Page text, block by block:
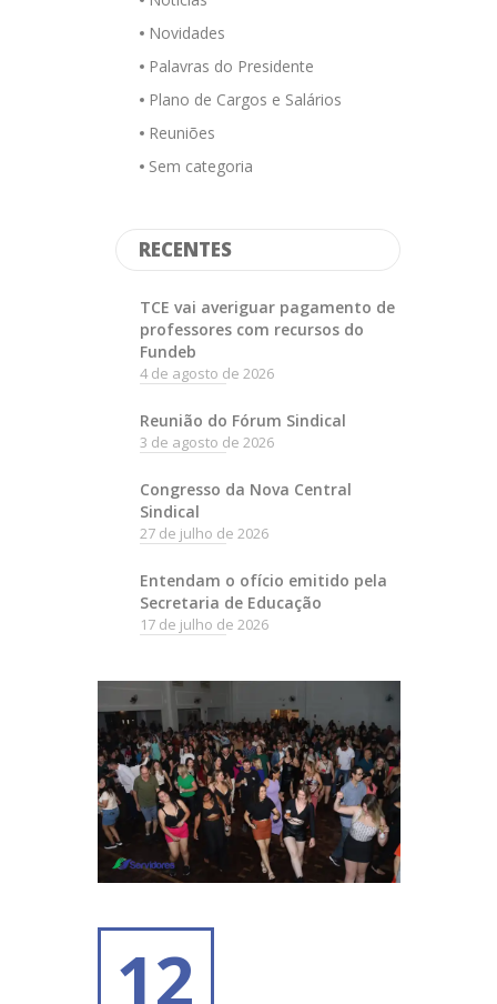
Novidades
Palavras do Presidente
Plano de Cargos e Salários
Reuniões
Sem categoria
RECENTES
TCE vai averiguar pagamento de
professores com recursos do
Fundeb
4 de agosto de 2026
Reunião do Fórum Sindical
3 de agosto de 2026
Congresso da Nova Central
Sindical
27 de julho de 2026
Entendam o ofício emitido pela
Secretaria de Educação
17 de julho de 2026
12